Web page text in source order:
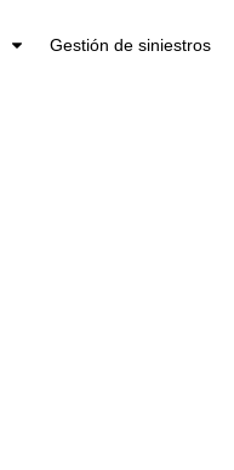
Gestión de siniestros